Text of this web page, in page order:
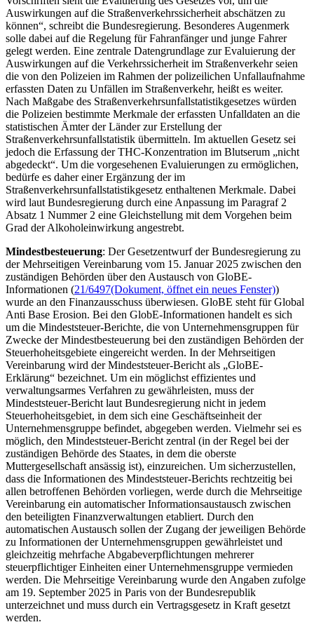
Auswirkungen auf die Straßenverkehrssicherheit abschätzen zu
können“, schreibt die Bundesregierung. Besonderes Augenmerk
solle dabei auf die Regelung für Fahranfänger und junge Fahrer
gelegt werden. Eine zentrale Datengrundlage zur Evaluierung der
Auswirkungen auf die Verkehrssicherheit im Straßenverkehr seien
die von den Polizeien im Rahmen der polizeilichen Unfallaufnahme
erfassten Daten zu Unfällen im Straßenverkehr, heißt es weiter.
Nach Maßgabe des Straßenverkehrsunfallstatistikgesetzes würden
die Polizeien bestimmte Merkmale der erfassten Unfalldaten an die
statistischen Ämter der Länder zur Erstellung der
Straßenverkehrsunfallstatistik übermitteln. Im aktuellen Gesetz sei
jedoch die Erfassung der THC-Konzentration im Blutserum „nicht
abgedeckt“. Um die vorgesehenen Evaluierungen zu ermöglichen,
bedürfe es daher einer Ergänzung der im
Straßenverkehrsunfallstatistikgesetz enthaltenen Merkmale. Dabei
wird laut Bundesregierung durch eine Anpassung im Paragraf 2
Absatz 1 Nummer 2 eine Gleichstellung mit dem Vorgehen beim
Grad der Alkoholeinwirkung angestrebt.
Mindestbesteuerung: Der Gesetzentwurf der Bundesregierung zu
der Mehrseitigen Vereinbarung vom 15. Januar 2025 zwischen den
zuständigen Behörden über den Austausch von GloBE-
Informationen (21/6497(Dokument, öffnet ein neues Fenster))
wurde an den Finanzausschuss überwiesen. GloBE steht fürGlobal
Anti Base Erosion. Bei den GlobE-Informationen handelt es sich
um die Mindeststeuer-Berichte, die von Unternehmensgruppen für
Zwecke der Mindestbesteuerung bei den zuständigen Behörden der
Steuerhoheitsgebiete eingereicht werden. In der Mehrseitigen
Vereinbarung wird der Mindeststeuer-Bericht als „GloBE-
Erklärung“ bezeichnet. Um ein möglichst effizientes und
verwaltungsarmes Verfahren zu gewährleisten, muss der
Mindeststeuer-Bericht laut Bundesregierung nicht in jedem
Steuerhoheitsgebiet, in dem sich eine Geschäftseinheit der
Unternehmensgruppe befindet, abgegeben werden. Vielmehr sei es
möglich, den Mindeststeuer-Bericht zentral (in der Regel bei der
zuständigen Behörde des Staates, in dem die oberste
Muttergesellschaft ansässig ist), einzureichen. Um sicherzustellen,
dass die Informationen des Mindeststeuer-Berichts rechtzeitig bei
allen betroffenen Behörden vorliegen, werde durch die Mehrseitige
Vereinbarung ein automatischer Informationsaustausch zwischen
den beteiligten Finanzverwaltungen etabliert. Durch den
automatischen Austausch sollen der Zugang der jeweiligen Behörde
zu Informationen der Unternehmensgruppen gewährleistet und
gleichzeitig mehrfache Abgabeverpflichtungen mehrerer
steuerpflichtiger Einheiten einer Unternehmensgruppe vermieden
werden. Die Mehrseitige Vereinbarung wurde den Angaben zufolge
am 19. September 2025 in Paris von der Bundesrepublik
unterzeichnet und muss durch ein Vertragsgesetz in Kraft gesetzt
werden.